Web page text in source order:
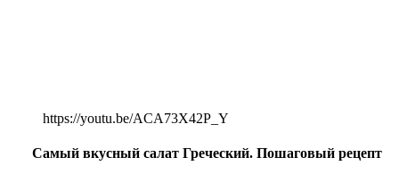
https://youtu.be/ACA73X42P_Y
Самый вкусный салат Греческий. Пошаговый рецепт